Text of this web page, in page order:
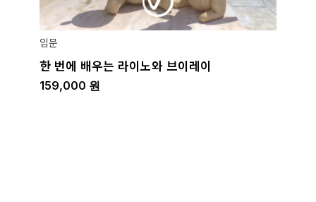
입문
한 번에 배우는 라이노와 브이레이
159,000 원